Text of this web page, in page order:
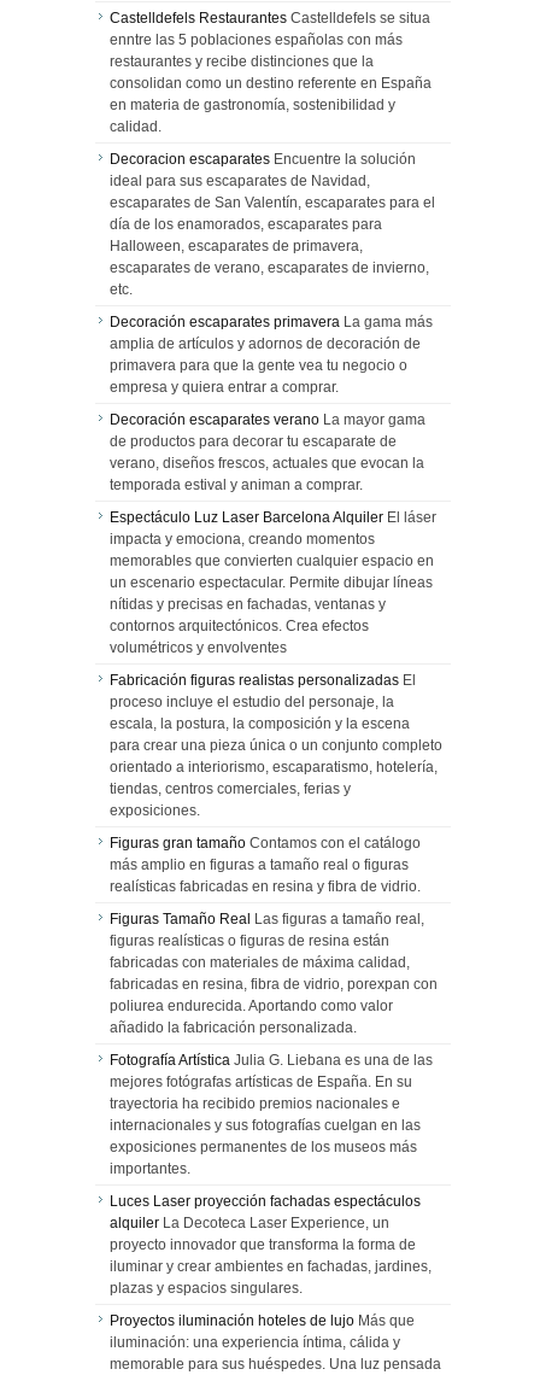
Castelldefels Restaurantes Castelldefels se situa
enntre las 5 poblaciones españolas con más
restaurantes y recibe distinciones que la
consolidan como un destino referente en España
en materia de gastronomía, sostenibilidad y
calidad.
Decoracion escaparates Encuentre la solución
ideal para sus escaparates de Navidad,
escaparates de San Valentín, escaparates para el
día de los enamorados, escaparates para
Halloween, escaparates de primavera,
escaparates de verano, escaparates de invierno,
etc.
Decoración escaparates primavera La gama más
amplia de artículos y adornos de decoración de
primavera para que la gente vea tu negocio o
empresa y quiera entrar a comprar.
Decoración escaparates verano La mayor gama
de productos para decorar tu escaparate de
verano, diseños frescos, actuales que evocan la
temporada estival y animan a comprar.
Espectáculo Luz Laser Barcelona Alquiler El láser
impacta y emociona, creando momentos
memorables que convierten cualquier espacio en
un escenario espectacular. Permite dibujar líneas
nítidas y precisas en fachadas, ventanas y
contornos arquitectónicos. Crea efectos
volumétricos y envolventes
Fabricación figuras realistas personalizadas El
proceso incluye el estudio del personaje, la
escala, la postura, la composición y la escena
para crear una pieza única o un conjunto completo
orientado a interiorismo, escaparatismo, hotelería,
tiendas, centros comerciales, ferias y
exposiciones.
Figuras gran tamaño Contamos con el catálogo
más amplio en figuras a tamaño real o figuras
realísticas fabricadas en resina y fibra de vidrio.
Figuras Tamaño Real Las figuras a tamaño real,
figuras realísticas o figuras de resina están
fabricadas con materiales de máxima calidad,
fabricadas en resina, fibra de vidrio, porexpan con
poliurea endurecida. Aportando como valor
añadido la fabricación personalizada.
Fotografía Artística Julia G. Liebana es una de las
mejores fotógrafas artísticas de España. En su
trayectoria ha recibido premios nacionales e
internacionales y sus fotografías cuelgan en las
exposiciones permanentes de los museos más
importantes.
Luces Laser proyección fachadas espectáculos
alquiler La Decoteca Laser Experience, un
proyecto innovador que transforma la forma de
iluminar y crear ambientes en fachadas, jardines,
plazas y espacios singulares.
Proyectos iluminación hoteles de lujo Más que
iluminación: una experiencia íntima, cálida y
memorable para sus huéspedes. Una luz pensada